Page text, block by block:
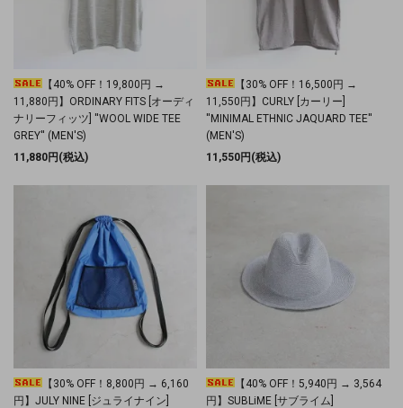
【40% OFF！19,800円 →
11,880円】ORDINARY FITS [オーディ
ナリーフィッツ] ''WOOL WIDE TEE
GREY'' (MEN'S)
11,880円(税込)
【30% OFF！16,500円 →
11,550円】CURLY [カーリー]
''MINIMAL ETHNIC JAQUARD TEE''
(MEN'S)
11,550円(税込)
【30% OFF！8,800円 → 6,160
円】JULY NINE [ジュライナイン]
【40% OFF！5,940円 → 3,564
円】SUBLiME [サブライム]